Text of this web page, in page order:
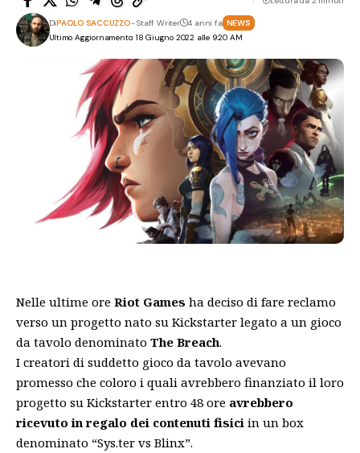
Ultimo Aggiornamento: 18 Giugno 2022 alle 9:20 AM
DiPAOLO SACCUZZO- Staff Writer 4 anni fa NEWS
Nelle ultime ore Riot Games ha deciso di fare reclamo
verso un progetto nato su Kickstarter legato a un gioco
da tavolo denominato The Breach.
I creatori di suddetto gioco da tavolo avevano
promesso che coloro i quali avrebbero finanziato il loro
progetto su Kickstarter entro 48 ore avrebbero
ricevuto in regalo dei contenuti fisici in un box
denominato “Sys.ter vs Blinx”.